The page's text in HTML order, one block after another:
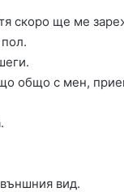
скоро ще ме
общо с мен,
вид.